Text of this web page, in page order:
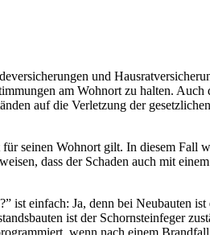
und
am Wohnort zu halten.
auf die Verletzung der
seinen Wohnort gilt. In diesem Fall
dass der Schaden auch mit
einfach: Ja, denn bei Neubauten
ist der Schornsteinfeger
wenn nach einem